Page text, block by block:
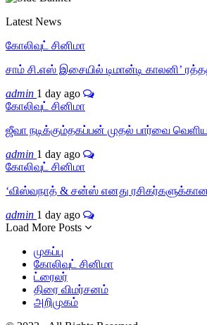
Latest News
கோலிவுட் சினிமா
சாம் சி.எஸ் இசையில் டிமான்டி காலனி’
admin 1 day ago
கோலிவுட் சினிமா
ஜீவா நடிக்கும்தகப்பன் முதல் பார்வை
admin 1 day ago
கோலிவுட் சினிமா
‘விஸ்வநாத் & சன்ஸ் எனது
admin 1 day ago
Load More Posts
முகப்பு
கோலிவுட் சினிமா
ட்ரைலர்
திரை விமர்சனம்
அறிமுகம்